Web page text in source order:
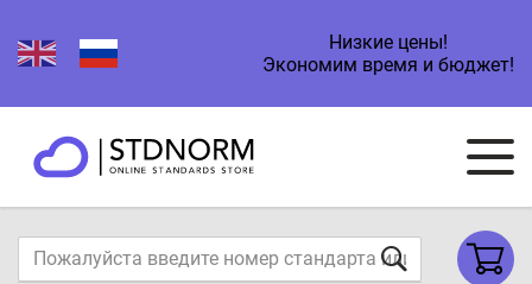
Низкие цены!
Экономим время и бюджет!